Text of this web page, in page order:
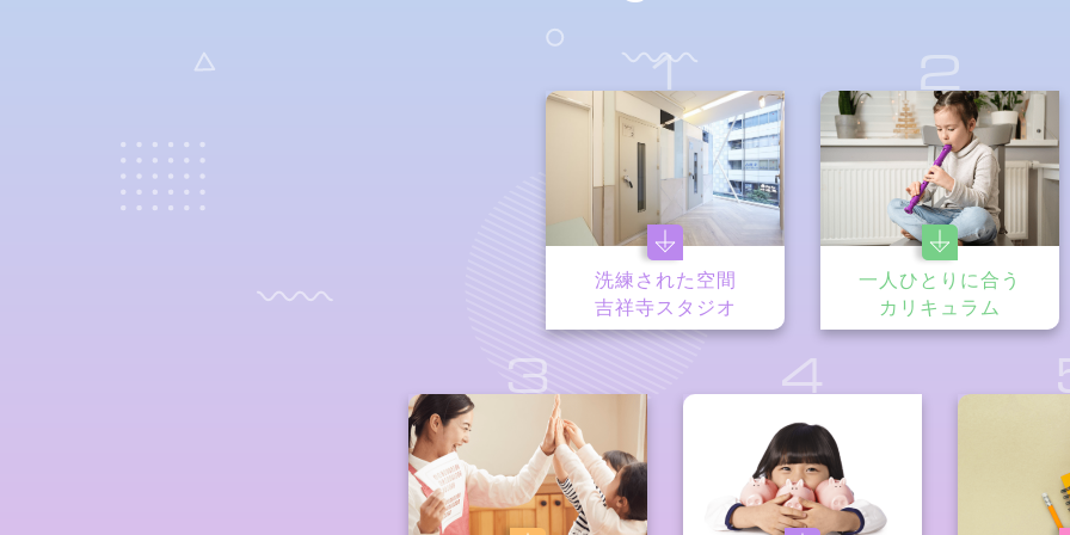
1
洗練された空間
吉祥寺スタジオ
2
一人ひとりに合う
カリキュラム
3 4